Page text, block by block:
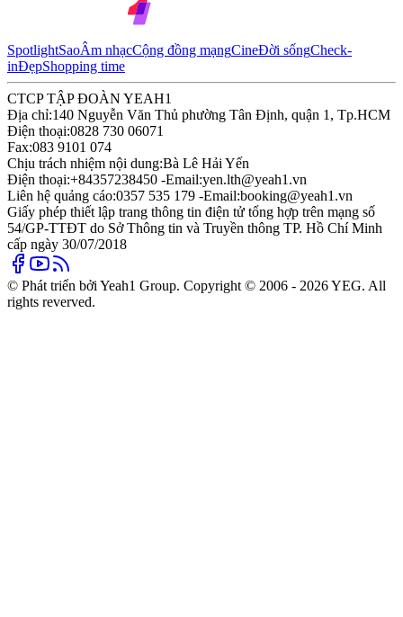
SpotlightSaoÂm nhạcCộng đồng mạngCineĐời sốngCheck-
inĐẹpShopping time
CTCP TẬP ĐOÀN YEAH1
Địa chỉ:140 Nguyễn Văn Thủ phường Tân Định, quận 1, Tp.HCM
Điện thoại:0828 730 06071
Fax:083 9101 074
Chịu trách nhiệm nội dung:Bà Lê Hải Yến
Điện thoại:+84357238450 -Email:yen.lth@yeah1.vn
Liên hệ quảng cáo:0357 535 179 -Email:booking@yeah1.vn
Giấy phép thiết lập trang thông tin điện tử tổng hợp trên mạng số
54/GP-TTĐT do Sở Thông tin và Truyền thông TP. Hồ Chí Minh
cấp ngày 30/07/2018
© Phát triển bởi Yeah1 Group. Copyright © 2006 - 2026 YEG. All
rights reverved.